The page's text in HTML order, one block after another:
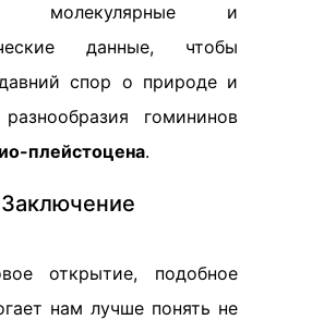
молекулярные и
данные, чтобы
спор о природе и
гомининов
плейстоцена.
Заключение
открытие, подобное
нам лучше понять не